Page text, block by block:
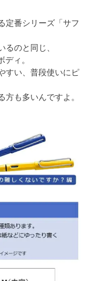
定番シリーズ「サフ
のと同じ、
ィ。
すい、普段使いにピ
も多いんですよ。